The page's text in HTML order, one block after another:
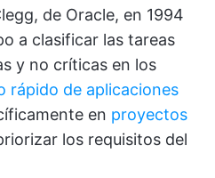
de Oracle, en 1994
a clasificar las tareas
y no críticas en los
rápido de aplicaciones
en proyectos
los requisitos del